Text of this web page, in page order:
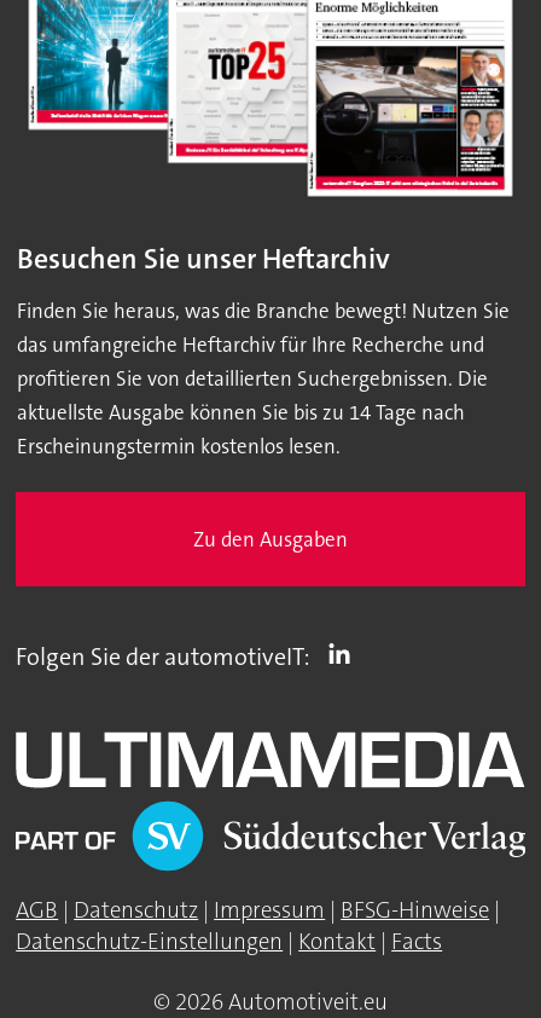
Besuchen Sie unser Heftarchiv
Finden Sie heraus, was die Branche bewegt! Nutzen Sie
das umfangreiche Heftarchiv für Ihre Recherche und
profitieren Sie von detaillierten Suchergebnissen. Die
aktuellste Ausgabe können Sie bis zu 14 Tage nach
Erscheinungstermin kostenlos lesen.
Zu den Ausgaben
Folgen Sie der automotiveIT:
AGB | Datenschutz | Impressum | BFSG-Hinweise |
Datenschutz-Einstellungen | Kontakt | Facts
© 2026 Automotiveit.eu